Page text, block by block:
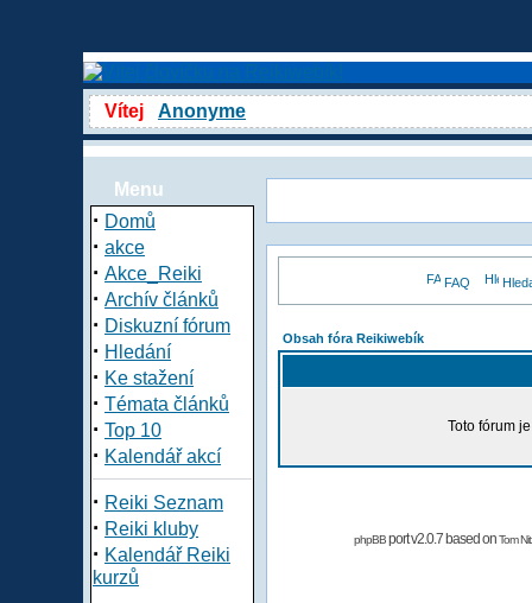
Vítej Anonyme
Menu
· Domů
· akce
· Akce_Reiki
· Archív článků
· Diskuzní fórum
· Hledání
· Ke stažení
· Témata článků
· Top 10
· Kalendář akcí
· Reiki Seznam
· Reiki kluby
· Kalendář Reiki
kurzů
FAQ
Obsah fóra Reikiwebík
Toto fórum
phpBBport v2.0.7 based onTom